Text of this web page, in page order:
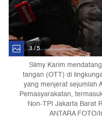
3 / 5
Silmy Karim
tangan (OTT) di
yang menjerat sejumlah
Pemasyarakatan,
Non-TPI Jakarta Barat
ANTARA